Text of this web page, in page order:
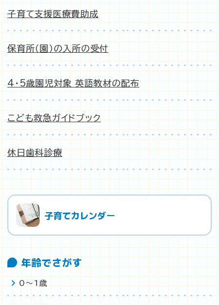
子育て支援医療費助成
保育所（園）の入所の受付
4・5歳園児対象 英語教材の配布
こども救急ガイドブック
休日歯科診療
子育てカレンダー
年齢でさがす
0〜1歳